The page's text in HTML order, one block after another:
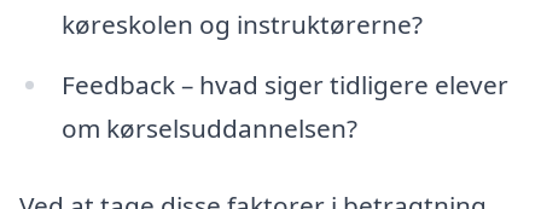
køreskolen og instruktørerne?
Feedback – hvad siger tidligere elever
om kørselsuddannelsen?